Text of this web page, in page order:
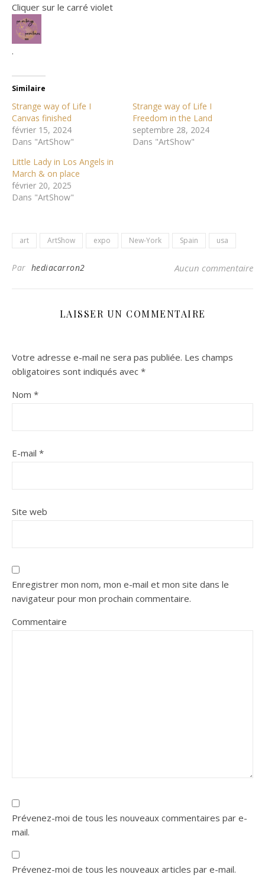
Cliquer sur le carré violet
.
Similaire
Strange way of Life I
Canvas finished
février 15, 2024
Dans "ArtShow"
Strange way of Life I
Freedom in the Land
septembre 28, 2024
Dans "ArtShow"
Little Lady in Los Angels in
March & on place
février 20, 2025
Dans "ArtShow"
art ArtShow expo New-York Spain usa
Par hediacarron2 Aucun commentaire
LAISSER UN COMMENTAIRE
Votre adresse e-mail ne sera pas publiée. Les champs
obligatoires sont indiqués avec *
Nom *
E-mail *
Site web
Enregistrer mon nom, mon e-mail et mon site dans le
navigateur pour mon prochain commentaire.
Commentaire
Prévenez-moi de tous les nouveaux commentaires par e-
mail.
Prévenez-moi de tous les nouveaux articles par e-mail.